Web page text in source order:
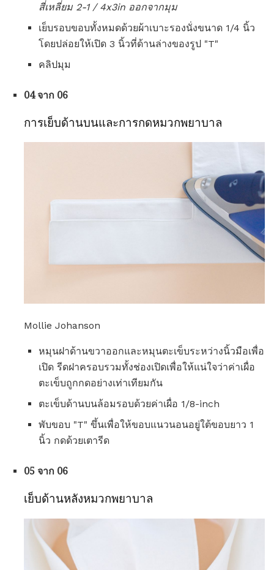
สี่เหลี่ยม 2-1 / 4x3in ออกจากมุม
เย็บรอบขอบทั้งหมดด้วยผ้าเบาะรองนั่งขนาด 1/4 นิ้ว
โดยปล่อยให้เปิด 3 นิ้วที่ด้านล่างของรูป "T"
คลิปมุม
04 จาก 06
การเย็บด้านบนและการกดหมวกพยาบาล
Mollie Johanson
หมุนฝาด้านขวาออกและหมุนตะเข็บระหว่างนิ้วมือเพื่อ
เปิด รีดฝาครอบรวมทั้งช่องเปิดเพื่อให้แน่ใจว่าค่าเผื่อ
ตะเข็บถูกกดอย่างเท่าเทียมกัน
ตะเข็บด้านบนล้อมรอบด้วยค่าเผื่อ 1/8-inch
พับขอบ "T" ขึ้นเพื่อให้ขอบแนวนอนอยู่ใต้ขอบยาว 1
นิ้ว กดด้วยเตารีด
05 จาก 06
เย็บด้านหลังหมวกพยาบาล